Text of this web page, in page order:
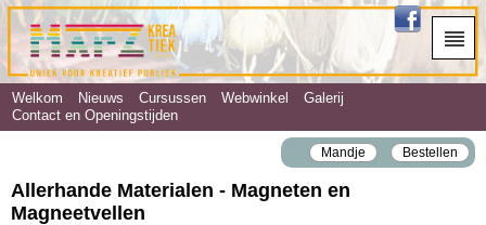
Welkom Nieuws Cursussen Webwinkel
Galerij
Contact en Openingstijden
Mandje Bestellen
Allerhande Materialen - Magneten en
Magneetvellen